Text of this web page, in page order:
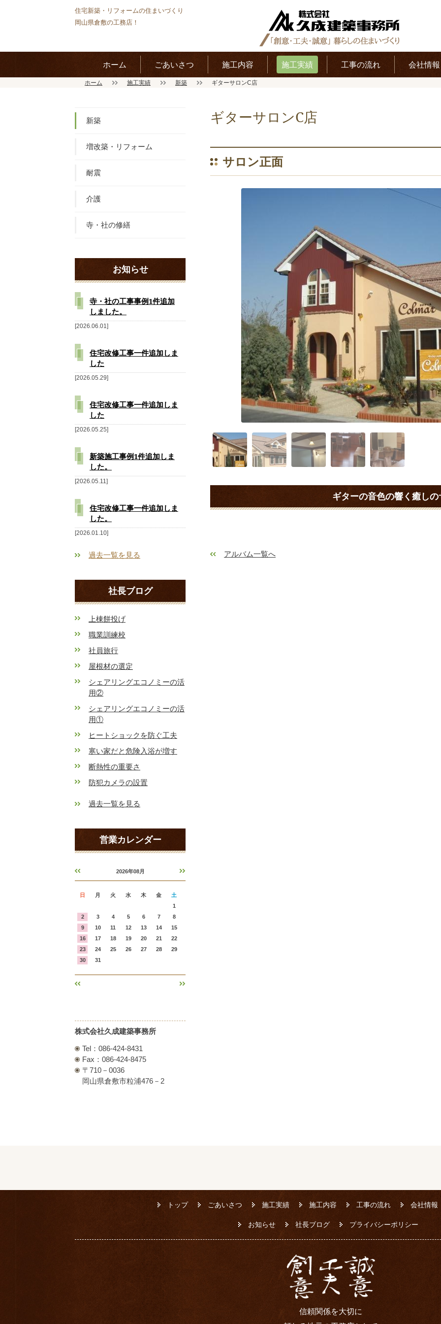
住宅新築・リフォームの住まいづくり
岡山県倉敷の工務店！
ホーム ごあいさつ 施工内容 施工実績 工事の流れ 会社情報
ホーム 施工実績 新築 ギターサロンC店
ギターサロンC店
ギターの音色の響く癒しの
サロン正面
アルバム一覧へ
新築
増改築・リフォーム
耐震
介護
寺・社の修繕
お知らせ
2026.06.01
寺・社の工事事例1件追加
しました。
2026.05.29
住宅改修工事一件追加しま
した
2026.05.25
住宅改修工事一件追加しま
した
2026.05.11
新築施工事例1件追加しま
した。
2026.01.10
住宅改修工事一件追加しま
した。
過去一覧を見る
社長ブログ
上棟餅投げ
職業訓練校
社員旅行
屋根材の選定
シェアリングエコノミーの活
用②
シェアリングエコノミーの活
用①
ヒートショックを防ぐ工夫
寒い家だと危険入浴が増す
断熱性の重要さ
防犯カメラの設置
過去一覧を見る
営業カレンダー
« »
2026年08月
日 月 火 水 木 金
土
1
2
3 4 5 6 7
8
9
10 11 12 13 14
15
16
17 18 19 20 21
22
23
24 25 26 27 28
29
30
31
株式会社久成建築事務所
Tel：086-424-8431
Fax：086-424-8475
〒710－0036
岡山県倉敷市粒浦476－2
トップ ごあいさつ 施工実績 施工内容 工事の流れ 会社情報
お知らせ 社長ブログ プライバシーポリシー
信頼関係を大切に